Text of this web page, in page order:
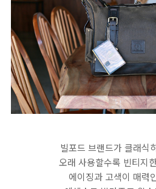
빌포드 브랜드가 클래식
오래 사용할수록 빈티지
에이징과 고색이 매력